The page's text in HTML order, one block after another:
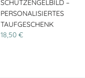
SCHUTZENGELBILD –
PERSONALISIERTES
TAUFGESCHENK
18,50 €